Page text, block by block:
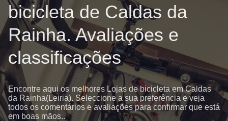
bicicleta de Caldas da
Rainha. Avaliações e
classificações
Encontre aqui os melhores Lojas de bicicleta em Caldas
da Rainha(Leiria). Seleccione a sua preferência e veja
todos os comentários e avaliações para confirmar que está
em boas mãos..